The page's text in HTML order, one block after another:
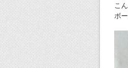
こ
ボ